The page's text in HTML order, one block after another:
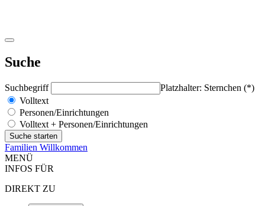
Suche
Suchbegriff
Platzhalter: Sternchen (*)
Volltext
Personen/Einrichtungen
Volltext + Personen/Einrichtungen
Familien Willkommen
MENÜ
INFOS FÜR
DIREKT ZU